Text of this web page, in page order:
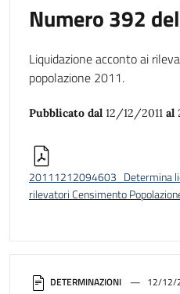
DETERMINAZIONI 12/12/
Numero 392 del
Liquidazione acconto ai
popolazione 2011.
Pubblicato dal 12/12/2011 al
20111212094603_Determina
rilevatori Censimento